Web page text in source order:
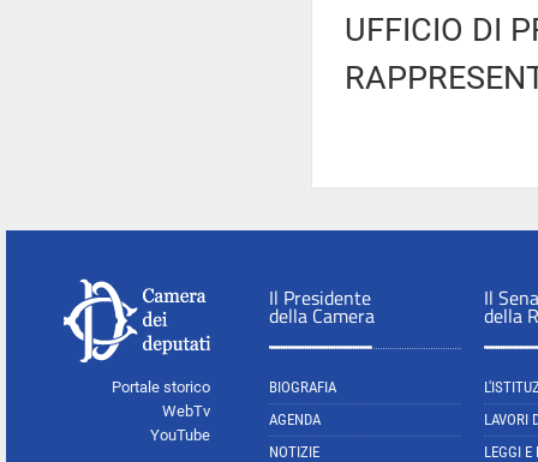
UFFICIO DI
Portale storico
WebTv
YouTube
Il Presidente
della Camera
BIOGRAFIA
AGENDA
NOTIZIE
Il
della
LAVORI
LEGGI E